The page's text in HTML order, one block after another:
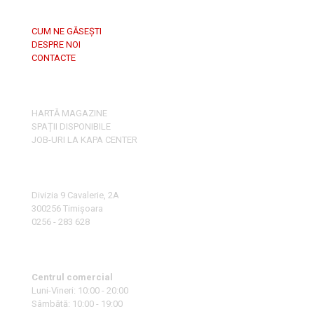
CUM NE GĂSEȘTI
DESPRE NOI
CONTACTE
HARTĂ MAGAZINE
SPAȚII DISPONIBILE
JOB-URI LA KAPA CENTER
Divizia 9 Cavalerie, 2A
300256 Timișoara
0256 - 283 628
Centrul comercial
Luni-Vineri: 10:00 - 20:00
Sâmbătă: 10:00 - 19:00